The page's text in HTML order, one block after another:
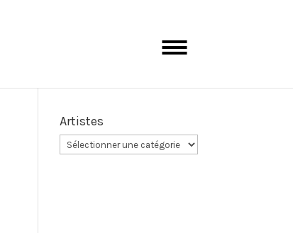
Artistes